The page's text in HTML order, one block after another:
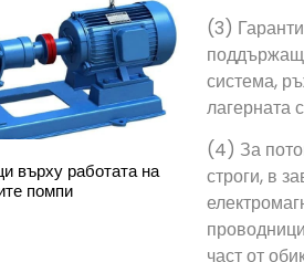
върху работата на
помпи
(3)
система,
лагерната
(4) За
строги, в
част от